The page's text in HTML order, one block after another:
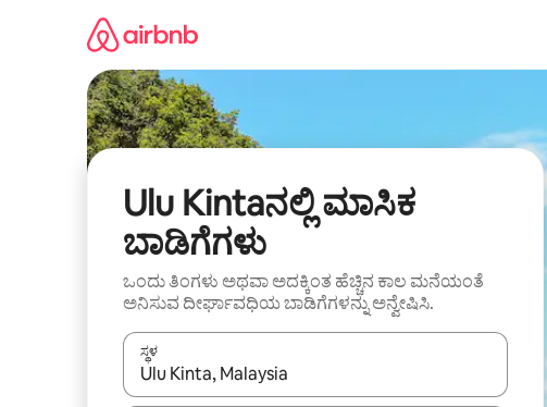
Ulu Kintaನಲ್ಲಿ ಮಾಸಿಕ
ಬಾಡಿಗೆಗಳು
ಒಂದು ತಿಂಗಳು ಅಥವಾ ಅದಕ್ಕಿಂತ ಹೆಚ್ಚಿನ ಕಾಲ ಮನೆಯಂತೆ
ಅನಿಸುವ ದೀರ್ಘಾವಧಿಯ ಬಾಡಿಗೆಗಳನ್ನು ಅನ್ವೇಷಿಸಿ.
ಸ್ಥಳ
ಫಲಿತಾಂಶಗಳು ಲಭ್ಯವಿರುವಾಗ, ಅಪ್ ಮತ್ತು ಡೌನ್ ಬಾಣದ ಕೀಲಿಗಳೊಂದಿಗೆ